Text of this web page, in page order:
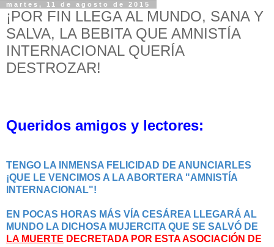
martes, 11 de agosto de 2015
¡POR FIN LLEGA AL MUNDO, SANA Y
SALVA, LA BEBITA QUE AMNISTÍA
INTERNACIONAL QUERÍA
DESTROZAR!
Queridos amigos y lectores:
TENGO LA INMENSA FELICIDAD DE ANUNCIARLES
¡QUE LE VENCIMOS A LA ABORTERA "AMNISTÍA
INTERNACIONAL"!
EN POCAS HORAS MÁS VÍA CESÁREA LLEGARÁ AL
MUNDO LA DICHOSA MUJERCITA QUE SE SALVÓ DE
LA MUERTE DECRETADA POR ESTA ASOCIACIÓN DE